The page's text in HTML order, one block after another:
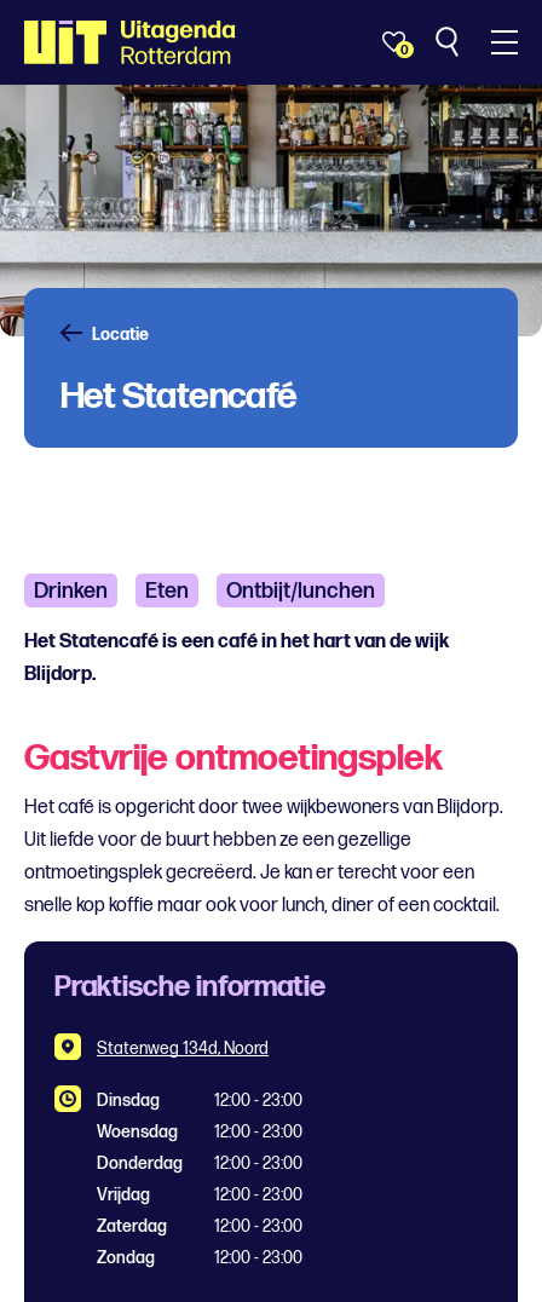
0
Locatie
Het Statencafé
Drinken Eten Ontbijt/lunchen
Het Statencafé is een café in het hart van de wijk
Blijdorp.
Gastvrije ontmoetingsplek
Het café is opgericht door twee wijkbewoners van Blijdorp.
Uit liefde voor de buurt hebben ze een gezellige
ontmoetingsplek gecreëerd. Je kan er terecht voor een
snelle kop koffie maar ook voor lunch, diner of een cocktail.
Praktische informatie
Statenweg 134d, Noord
Dinsdag
12:00 - 23:00
Woensdag
12:00 - 23:00
Donderdag
12:00 - 23:00
Vrijdag
12:00 - 23:00
Zaterdag
12:00 - 23:00
Zondag
12:00 - 23:00